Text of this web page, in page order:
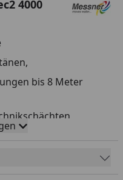
4000
bis 8 Meter
Korngröße